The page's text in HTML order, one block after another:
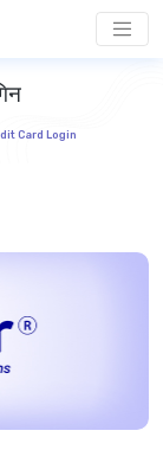
Card Login